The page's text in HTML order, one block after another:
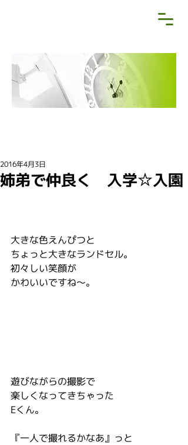
姉弟で仲良く 入学☆入園
2016年4月3日
大きな色えんぴつと
ちょっと大きなランドセル。
初々しい笑顔が
かわいいですね～。
遊びながらの撮影で
楽しくなってきちゃった
Eくん。
『一人で撮れるかなあ』っと